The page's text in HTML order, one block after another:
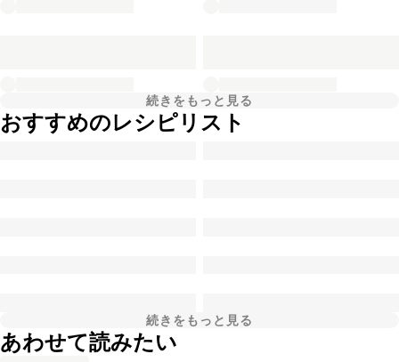
続きをもっと見る
おすすめのレシピリスト
続きをもっと見る
あわせて読みたい